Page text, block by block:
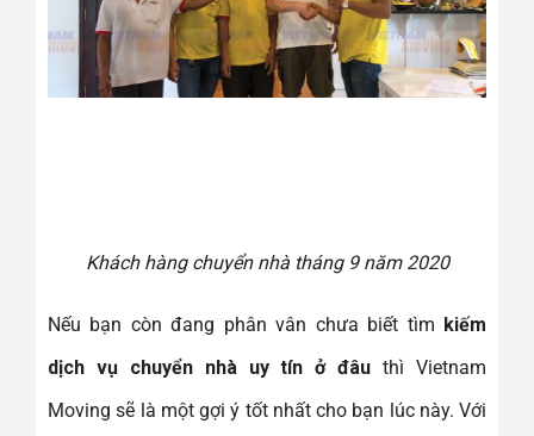
Khách hàng chuyển nhà tháng 9 năm 2020
Nếu bạn còn đang phân vân chưa biết tìm kiếm
dịch vụ chuyển nhà uy tín ở đâu thì Vietnam
Moving sẽ là một gợi ý tốt nhất cho bạn lúc này. Với